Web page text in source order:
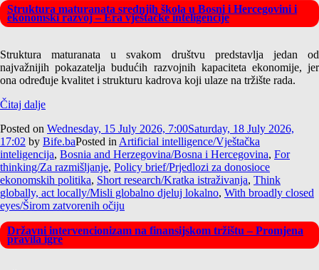
Struktura maturanata srednjih škola u Bosni i Hercegovini i
ekonomski razvoj – Era vještačke inteligencije
Struktura maturanata u svakom društvu predstavlja jedan od
najvažnijih pokazatelja budućih razvojnih kapaciteta ekonomije, jer
ona određuje kvalitet i strukturu kadrova koji ulaze na tržište rada.
Čitaj dalje
Posted on Wednesday, 15 July 2026, 7:00Saturday, 18 July 2026,
17:02 by Bife.baPosted in Artificial intelligence/Vještačka
inteligencija, Bosnia and Herzegovina/Bosna i Hercegovina, For
thinking/Za razmišljanje, Policy brief/Prjedlozi za donosioce
ekonomskih politika, Short research/Kratka istraživanja, Think
globally, act locally/Misli globalno djeluj lokalno, With broadly closed
eyes/Širom zatvorenih očiju
Državni intervencionizam na finansijskom tržištu – Promjena
pravila igre